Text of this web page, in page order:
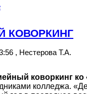
КОВОРКИНГ
, Нестерова Т.А.
коворкинг
колледжа.